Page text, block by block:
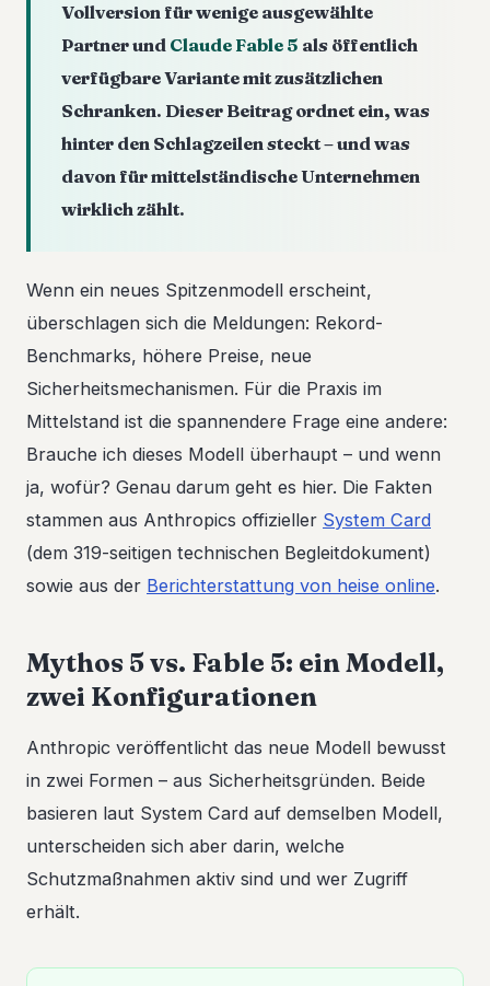
Vollversion für wenige ausgewählte
Partner und Claude Fable 5 als öffentlich
verfügbare Variante mit zusätzlichen
Schranken. Dieser Beitrag ordnet ein, was
hinter den Schlagzeilen steckt – und was
davon für mittelständische Unternehmen
wirklich zählt.
Wenn ein neues Spitzenmodell erscheint,
überschlagen sich die Meldungen: Rekord-
Benchmarks, höhere Preise, neue
Sicherheitsmechanismen. Für die Praxis im
Mittelstand ist die spannendere Frage eine andere:
Brauche ich dieses Modell überhaupt – und wenn
ja, wofür? Genau darum geht es hier. Die Fakten
stammen aus Anthropics offizieller System Card
(dem 319-seitigen technischen Begleitdokument)
sowie aus der Berichterstattung von heise online.
Mythos 5 vs. Fable 5: ein Modell,
zwei Konfigurationen
Anthropic veröffentlicht das neue Modell bewusst
in zwei Formen – aus Sicherheitsgründen. Beide
basieren laut System Card auf demselben Modell,
unterscheiden sich aber darin, welche
Schutzmaßnahmen aktiv sind und wer Zugriff
erhält.